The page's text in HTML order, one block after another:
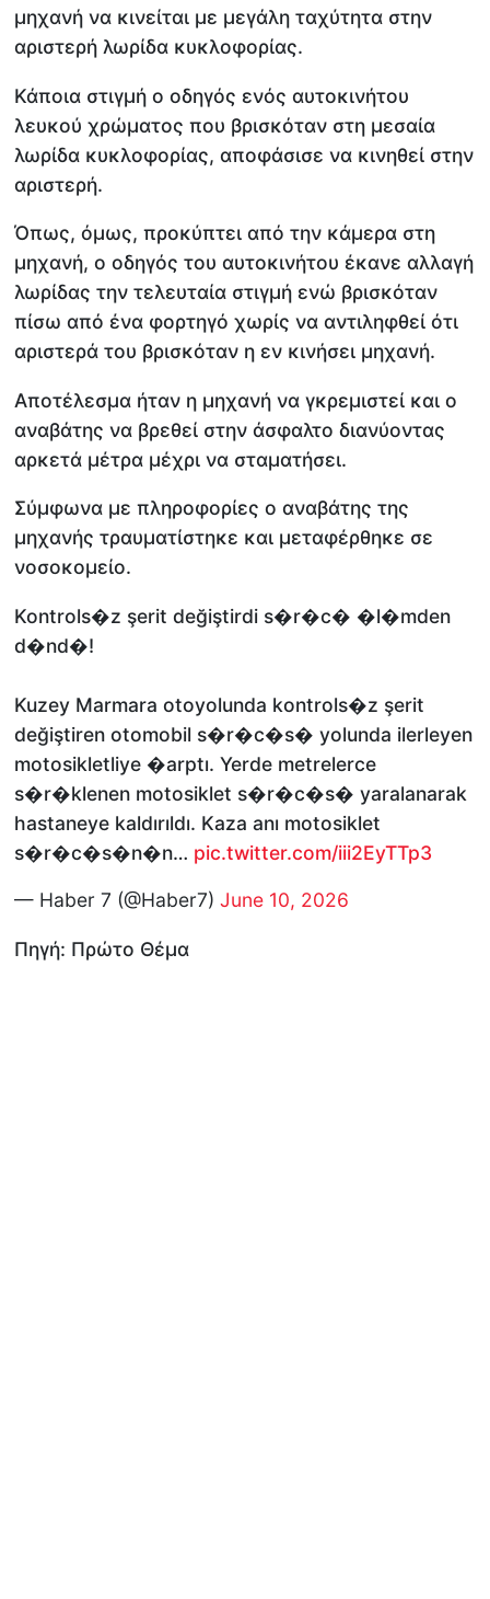
μηχανή να κινείται με μεγάλη ταχύτητα στην
αριστερή λωρίδα κυκλοφορίας.
Κάποια στιγμή ο οδηγός ενός αυτοκινήτου
λευκού χρώματος που βρισκόταν στη μεσαία
λωρίδα κυκλοφορίας, αποφάσισε να κινηθεί στην
αριστερή.
Όπως, όμως, προκύπτει από την κάμερα στη
μηχανή, ο οδηγός του αυτοκινήτου έκανε αλλαγή
λωρίδας την τελευταία στιγμή ενώ βρισκόταν
πίσω από ένα φορτηγό χωρίς να αντιληφθεί ότι
αριστερά του βρισκόταν η εν κινήσει μηχανή.
Αποτέλεσμα ήταν η μηχανή να γκρεμιστεί και ο
αναβάτης να βρεθεί στην άσφαλτο διανύοντας
αρκετά μέτρα μέχρι να σταματήσει.
Σύμφωνα με πληροφορίες ο αναβάτης της
μηχανής τραυματίστηκε και μεταφέρθηκε σε
νοσοκομείο.
Kontrols�z şerit değiştirdi s�r�c� �l�mden
d�nd�!
Kuzey Marmara otoyolunda kontrols�z şerit
değiştiren otomobil s�r�c�s� yolunda ilerleyen
motosikletliye �arptı. Yerde metrelerce
s�r�klenen motosiklet s�r�c�s� yaralanarak
hastaneye kaldırıldı. Kaza anı motosiklet
s�r�c�s�n�n… pic.twitter.com/iii2EyTTp3
— Haber 7 (@Haber7)June 10, 2026
Πηγή: Πρώτο Θέμα